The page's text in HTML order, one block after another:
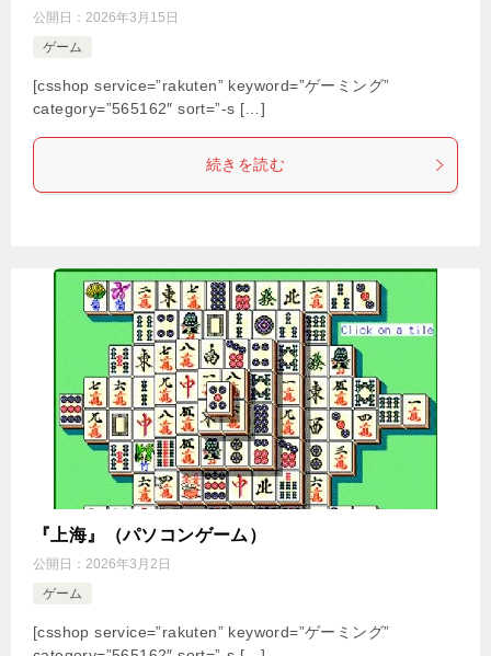
公開日： 2026年3月15日
ゲーム
[csshop service=”rakuten” keyword=”ゲーミング”
category=”565162″ sort=”-s […]
続きを読む
『上海』（パソコンゲーム）
公開日： 2026年3月2日
ゲーム
[csshop service=”rakuten” keyword=”ゲーミング”